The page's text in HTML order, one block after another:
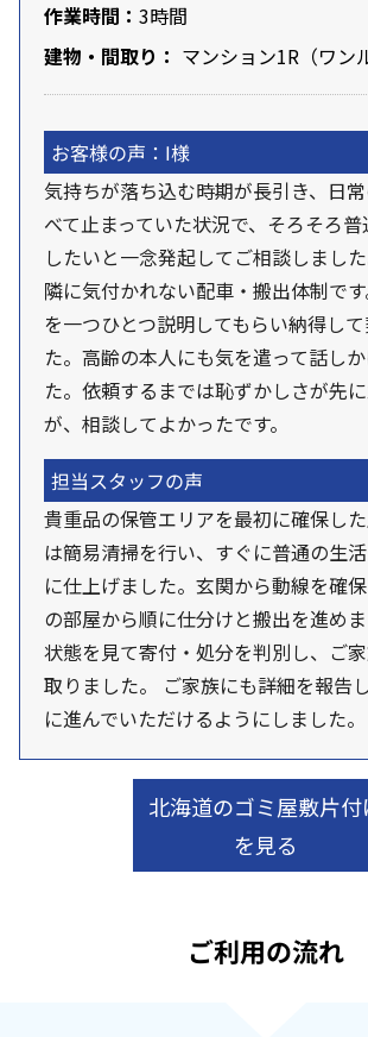
作業時間： 3時間
建物・間取り： マンション1R（ワン
お客様の声：I様
気持ちが落ち込む時期が長引き、日
べて止まっていた状況で、そろそろ
したいと一念発起してご相談しまし
隣に気付かれない配車・搬出体制で
を一つひとつ説明してもらい納得し
た。高齢の本人にも気を遣って話し
た。依頼するまでは恥ずかしさが先
が、相談してよかったです。
担当スタッフの声
貴重品の保管エリアを最初に確保し
は簡易清掃を行い、すぐに普通の生
に仕上げました。玄関から動線を確
の部屋から順に仕分けと搬出を進め
状態を見て寄付・処分を判別し、ご
取りました。 ご家族にも詳細を報告
に進んでいただけるようにしました。
北海道のゴミ屋敷片付
を見る
ご利用の流れ